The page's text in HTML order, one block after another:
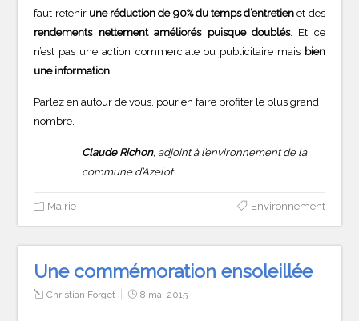
faut retenir une réduction de 90% du temps d’entretien et des
rendements nettement améliorés puisque doublés. Et ce
n’est pas une action commerciale ou publicitaire mais bien
une information
Parlez en autour de vous, pour en faire profiter le plus grand
nombre.
Claude Richon, adjoint à l’environnement de la
commune d’Azelot
Mairie Environnement
Une commémoration ensoleillée
Christian Forget 8 mai 2015